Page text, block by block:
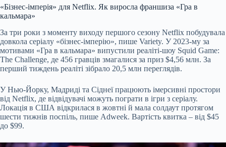
«Бізнес-імперія» для Netflix. Як виросла франшиза «Гра в
кальмара»
За три роки з моменту виходу першого сезону Netflix побудувала
довкола серіалу «бізнес-імперію», пише Variety. У 2023-му за
мотивами «Гра в кальмара» випустили реаліті-шоу Squid Game:
The Challenge, де 456 гравців змагалися за приз $4,56 млн. За
перший тиждень реаліті зібрало 20,5 млн переглядів.
У Нью-Йорку, Мадриді та Сіднеї працюють імерсивні простори
від Netflix, де відвідувачі можуть пограти в ігри з серіалу.
Локація в США відкрилася в жовтні й мала солдаут протягом
шести тижнів поспіль, пише Adweek. Вартість квитка – від $45
до $99.